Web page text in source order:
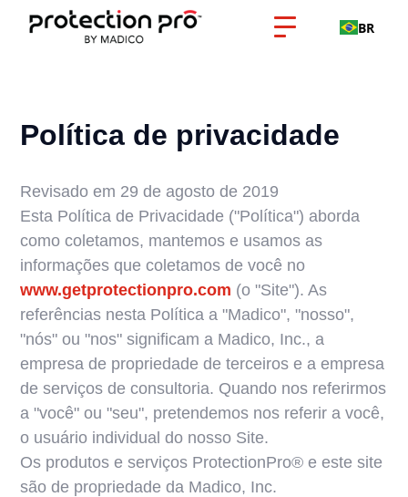
BR
Política de privacidade
Revisado em 29 de agosto de 2019
Esta Política de Privacidade ("Política") aborda
como coletamos, mantemos e usamos as
informações que coletamos de você no
www.getprotectionpro.com (o "Site"). As
referências nesta Política a "Madico", "nosso",
"nós" ou "nos" significam a Madico, Inc., a
empresa de propriedade de terceiros e a empresa
de serviços de consultoria. Quando nos referirmos
a "você" ou "seu", pretendemos nos referir a você,
o usuário individual do nosso Site.
Os produtos e serviços ProtectionPro® e este site
são de propriedade da Madico, Inc.